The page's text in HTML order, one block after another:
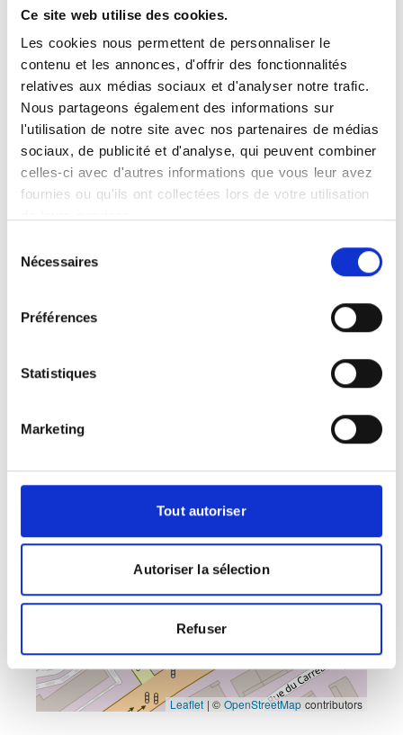
Ce site web utilise des cookies.
Les cookies nous permettent de personnaliser le
contenu et les annonces, d'offrir des fonctionnalités
relatives aux médias sociaux et d'analyser notre trafic.
Nous partageons également des informations sur
l'utilisation de notre site avec nos partenaires de médias
sociaux, de publicité et d'analyse, qui peuvent combiner
celles-ci avec d'autres informations que vous leur avez
fournies ou qu'ils ont collectées lors de votre utilisation
Nécessaires
Préférences
Statistiques
Marketing
Tout autoriser
Autoriser la sélection
Refuser
Moyens de paiement
Espèces acceptées
Chèques acceptés
Cartes bancaires acceptées
Autres informations
Carte vitale acceptée
Accès Handicapé
Scanner-IRM Poitou-Charentes
×
+
−
Leaflet | ©OpenStreetMap contributors